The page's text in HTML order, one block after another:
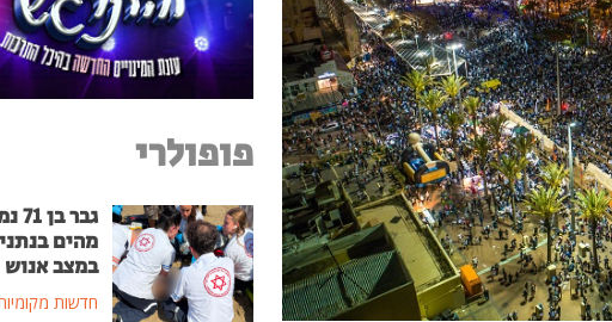
פופולרי
גבר
מהים
במצב אנוש
חדשות